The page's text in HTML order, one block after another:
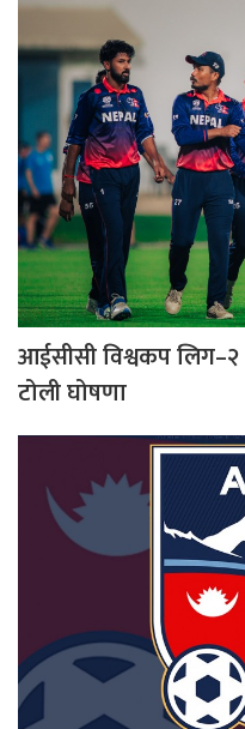
आईसीसी विश्वकप लिग–२
टोली घोषणा